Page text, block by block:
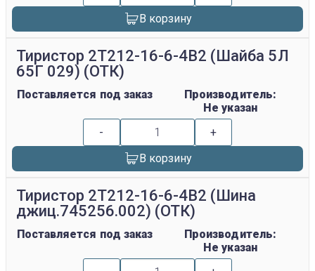
В корзину
Тиристор 2Т212-16-6-4В2 (Шайба 5Л
65Г 029) (ОТК)
Поставляется под заказ
Производитель:
Не указан
-
+
В корзину
Тиристор 2Т212-16-6-4В2 (Шина
джиц.745256.002) (ОТК)
Поставляется под заказ
Производитель:
Не указан